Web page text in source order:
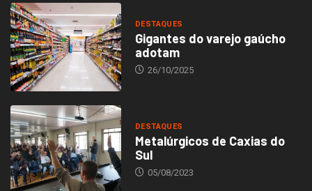
DESTAQUES
Gigantes do varejo gaúcho
adotam
26/10/2025
DESTAQUES
Metalúrgicos de Caxias do
Sul
05/08/2023